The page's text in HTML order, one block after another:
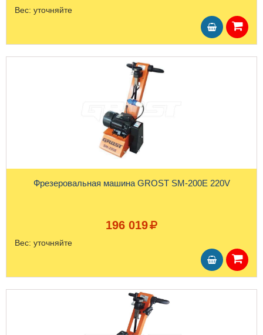
Вес: уточняйте
Фрезеровальная машина GROST SM-200E 220V
196 019
Вес: уточняйте